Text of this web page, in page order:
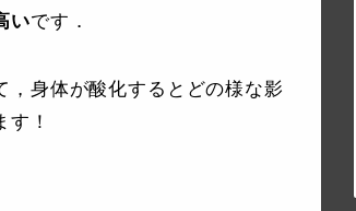
いです．
身体が酸化するとどの様な影
！